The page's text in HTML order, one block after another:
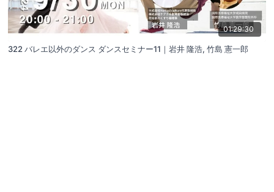
01:29:30
322 バレエ以外のダンス ダンスセミナー11｜岩井 隆浩, 竹島 憲一郎